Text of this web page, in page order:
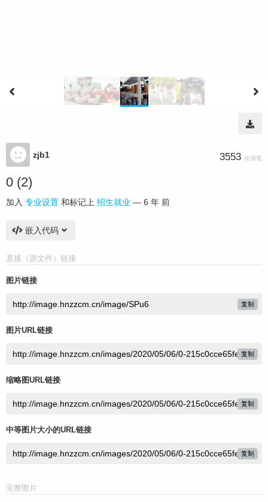
zjb1 3553 次浏览
0 (2)
加入 专业设置 和标记上 招生就业 — 6 年 前
嵌入代码
直接（源文件）链接
图片链接
复制
图片URL链接
复制
缩略图URL链接
复制
中等图片大小的URL链接
复制
完整图片